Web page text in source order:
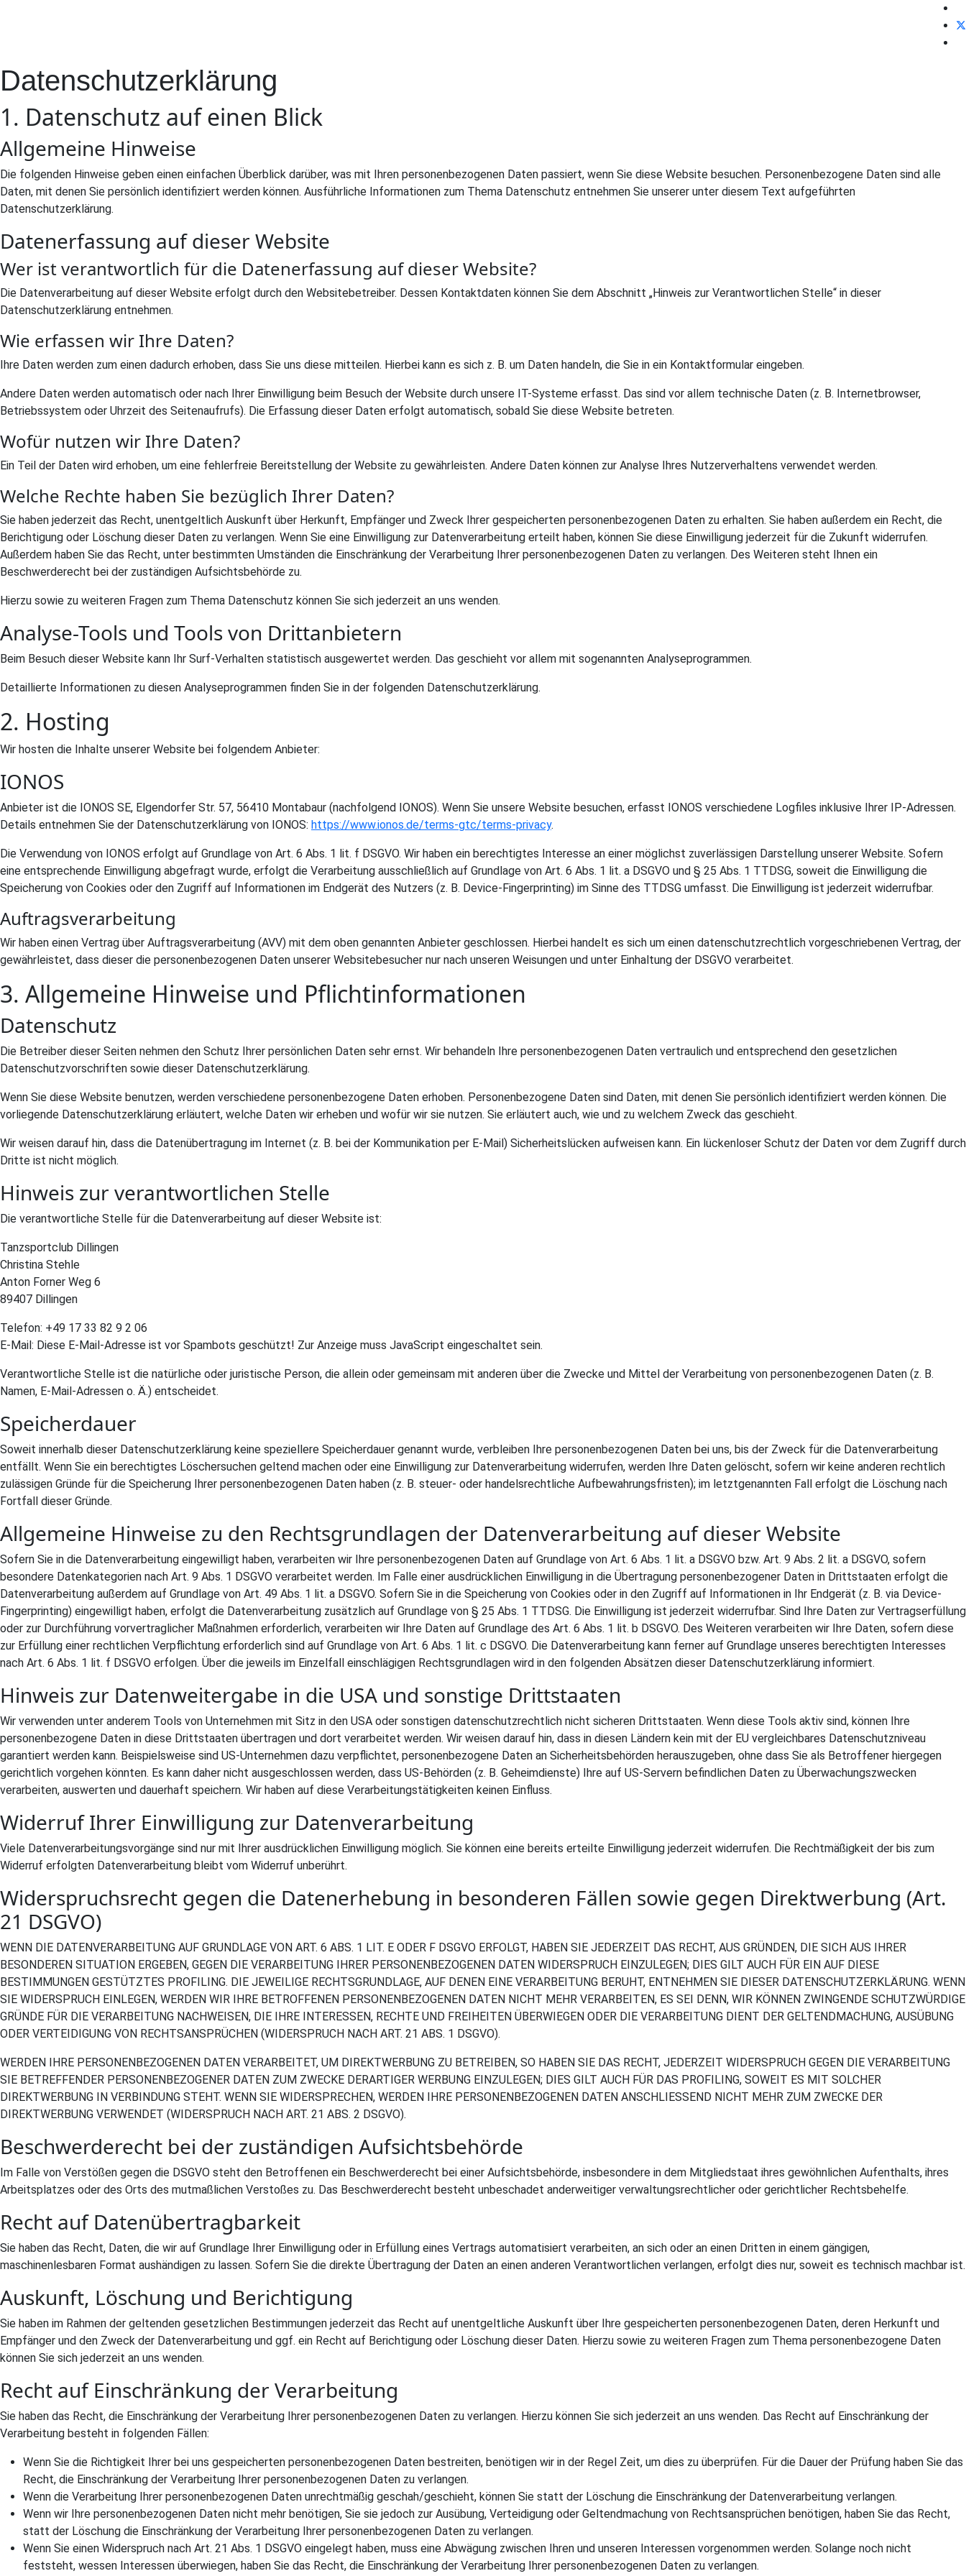
Datenschutz­erklärung
1. Datenschutz auf einen Blick
Allgemeine Hinweise
Die folgenden Hinweise geben einen einfachen Überblick darüber, was mit Ihren personenbezogenen Daten passiert, wenn Sie diese Website besuchen. Personenbezogene Daten sind alle
Daten, mit denen Sie persönlich identifiziert werden können. Ausführliche Informationen zum Thema Datenschutz entnehmen Sie unserer unter diesem Text aufgeführten
Datenschutzerklärung.
Datenerfassung auf dieser Website
Wer ist verantwortlich für die Datenerfassung auf dieser Website?
Die Datenverarbeitung auf dieser Website erfolgt durch den Websitebetreiber. Dessen Kontaktdaten können Sie dem Abschnitt „Hinweis zur Verantwortlichen Stelle“ in dieser
Datenschutzerklärung entnehmen.
Wie erfassen wir Ihre Daten?
Ihre Daten werden zum einen dadurch erhoben, dass Sie uns diese mitteilen. Hierbei kann es sich z. B. um Daten handeln, die Sie in ein Kontaktformular eingeben.
Andere Daten werden automatisch oder nach Ihrer Einwilligung beim Besuch der Website durch unsere IT-Systeme erfasst. Das sind vor allem technische Daten (z. B. Internetbrowser,
Betriebssystem oder Uhrzeit des Seitenaufrufs). Die Erfassung dieser Daten erfolgt automatisch, sobald Sie diese Website betreten.
Wofür nutzen wir Ihre Daten?
Ein Teil der Daten wird erhoben, um eine fehlerfreie Bereitstellung der Website zu gewährleisten. Andere Daten können zur Analyse Ihres Nutzerverhaltens verwendet werden.
Welche Rechte haben Sie bezüglich Ihrer Daten?
Sie haben jederzeit das Recht, unentgeltlich Auskunft über Herkunft, Empfänger und Zweck Ihrer gespeicherten personenbezogenen Daten zu erhalten. Sie haben außerdem ein Recht, die
Berichtigung oder Löschung dieser Daten zu verlangen. Wenn Sie eine Einwilligung zur Datenverarbeitung erteilt haben, können Sie diese Einwilligung jederzeit für die Zukunft widerrufen.
Außerdem haben Sie das Recht, unter bestimmten Umständen die Einschränkung der Verarbeitung Ihrer personenbezogenen Daten zu verlangen. Des Weiteren steht Ihnen ein
Beschwerderecht bei der zuständigen Aufsichtsbehörde zu.
Hierzu sowie zu weiteren Fragen zum Thema Datenschutz können Sie sich jederzeit an uns wenden.
Analyse-Tools und Tools von Dritt­anbietern
Beim Besuch dieser Website kann Ihr Surf-Verhalten statistisch ausgewertet werden. Das geschieht vor allem mit sogenannten Analyseprogrammen.
Detaillierte Informationen zu diesen Analyseprogrammen finden Sie in der folgenden Datenschutzerklärung.
2. Hosting
Wir hosten die Inhalte unserer Website bei folgendem Anbieter:
IONOS
Anbieter ist die IONOS SE, Elgendorfer Str. 57, 56410 Montabaur (nachfolgend IONOS). Wenn Sie unsere Website besuchen, erfasst IONOS verschiedene Logfiles inklusive Ihrer IP-Adressen.
Details entnehmen Sie der Datenschutzerklärung von IONOS: https://www.ionos.de/terms-gtc/terms-privacy.
Die Verwendung von IONOS erfolgt auf Grundlage von Art. 6 Abs. 1 lit. f DSGVO. Wir haben ein berechtigtes Interesse an einer möglichst zuverlässigen Darstellung unserer Website. Sofern
eine entsprechende Einwilligung abgefragt wurde, erfolgt die Verarbeitung ausschließlich auf Grundlage von Art. 6 Abs. 1 lit. a DSGVO und § 25 Abs. 1 TTDSG, soweit die Einwilligung die
Speicherung von Cookies oder den Zugriff auf Informationen im Endgerät des Nutzers (z. B. Device-Fingerprinting) im Sinne des TTDSG umfasst. Die Einwilligung ist jederzeit widerrufbar.
Auftragsverarbeitung
Wir haben einen Vertrag über Auftragsverarbeitung (AVV) mit dem oben genannten Anbieter geschlossen. Hierbei handelt es sich um einen datenschutzrechtlich vorgeschriebenen Vertrag, der
gewährleistet, dass dieser die personenbezogenen Daten unserer Websitebesucher nur nach unseren Weisungen und unter Einhaltung der DSGVO verarbeitet.
3. Allgemeine Hinweise und Pflicht­informationen
Datenschutz
Die Betreiber dieser Seiten nehmen den Schutz Ihrer persönlichen Daten sehr ernst. Wir behandeln Ihre personenbezogenen Daten vertraulich und entsprechend den gesetzlichen
Datenschutzvorschriften sowie dieser Datenschutzerklärung.
Wenn Sie diese Website benutzen, werden verschiedene personenbezogene Daten erhoben. Personenbezogene Daten sind Daten, mit denen Sie persönlich identifiziert werden können. Die
vorliegende Datenschutzerklärung erläutert, welche Daten wir erheben und wofür wir sie nutzen. Sie erläutert auch, wie und zu welchem Zweck das geschieht.
Wir weisen darauf hin, dass die Datenübertragung im Internet (z. B. bei der Kommunikation per E-Mail) Sicherheitslücken aufweisen kann. Ein lückenloser Schutz der Daten vor dem Zugriff durch
Dritte ist nicht möglich.
Hinweis zur verantwortlichen Stelle
Die verantwortliche Stelle für die Datenverarbeitung auf dieser Website ist:
Tanzsportclub Dillingen
Christina Stehle
Anton Forner Weg 6
89407 Dillingen
Telefon: +49 17 33 82 9 2 06
E-Mail: Diese E-Mail-Adresse ist vor Spambots geschützt! Zur Anzeige muss JavaScript eingeschaltet sein.
Verantwortliche Stelle ist die natürliche oder juristische Person, die allein oder gemeinsam mit anderen über die Zwecke und Mittel der Verarbeitung von personenbezogenen Daten (z. B.
Namen, E-Mail-Adressen o. Ä.) entscheidet.
Speicherdauer
Soweit innerhalb dieser Datenschutzerklärung keine speziellere Speicherdauer genannt wurde, verbleiben Ihre personenbezogenen Daten bei uns, bis der Zweck für die Datenverarbeitung
entfällt. Wenn Sie ein berechtigtes Löschersuchen geltend machen oder eine Einwilligung zur Datenverarbeitung widerrufen, werden Ihre Daten gelöscht, sofern wir keine anderen rechtlich
zulässigen Gründe für die Speicherung Ihrer personenbezogenen Daten haben (z. B. steuer- oder handelsrechtliche Aufbewahrungsfristen); im letztgenannten Fall erfolgt die Löschung nach
Fortfall dieser Gründe.
Allgemeine Hinweise zu den Rechtsgrundlagen der Datenverarbeitung auf dieser Website
Sofern Sie in die Datenverarbeitung eingewilligt haben, verarbeiten wir Ihre personenbezogenen Daten auf Grundlage von Art. 6 Abs. 1 lit. a DSGVO bzw. Art. 9 Abs. 2 lit. a DSGVO, sofern
besondere Datenkategorien nach Art. 9 Abs. 1 DSGVO verarbeitet werden. Im Falle einer ausdrücklichen Einwilligung in die Übertragung personenbezogener Daten in Drittstaaten erfolgt die
Datenverarbeitung außerdem auf Grundlage von Art. 49 Abs. 1 lit. a DSGVO. Sofern Sie in die Speicherung von Cookies oder in den Zugriff auf Informationen in Ihr Endgerät (z. B. via Device-
Fingerprinting) eingewilligt haben, erfolgt die Datenverarbeitung zusätzlich auf Grundlage von § 25 Abs. 1 TTDSG. Die Einwilligung ist jederzeit widerrufbar. Sind Ihre Daten zur Vertragserfüllung
oder zur Durchführung vorvertraglicher Maßnahmen erforderlich, verarbeiten wir Ihre Daten auf Grundlage des Art. 6 Abs. 1 lit. b DSGVO. Des Weiteren verarbeiten wir Ihre Daten, sofern diese
zur Erfüllung einer rechtlichen Verpflichtung erforderlich sind auf Grundlage von Art. 6 Abs. 1 lit. c DSGVO. Die Datenverarbeitung kann ferner auf Grundlage unseres berechtigten Interesses
nach Art. 6 Abs. 1 lit. f DSGVO erfolgen. Über die jeweils im Einzelfall einschlägigen Rechtsgrundlagen wird in den folgenden Absätzen dieser Datenschutzerklärung informiert.
Hinweis zur Datenweitergabe in die USA und sonstige Drittstaaten
Wir verwenden unter anderem Tools von Unternehmen mit Sitz in den USA oder sonstigen datenschutzrechtlich nicht sicheren Drittstaaten. Wenn diese Tools aktiv sind, können Ihre
personenbezogene Daten in diese Drittstaaten übertragen und dort verarbeitet werden. Wir weisen darauf hin, dass in diesen Ländern kein mit der EU vergleichbares Datenschutzniveau
garantiert werden kann. Beispielsweise sind US-Unternehmen dazu verpflichtet, personenbezogene Daten an Sicherheitsbehörden herauszugeben, ohne dass Sie als Betroffener hiergegen
gerichtlich vorgehen könnten. Es kann daher nicht ausgeschlossen werden, dass US-Behörden (z. B. Geheimdienste) Ihre auf US-Servern befindlichen Daten zu Überwachungszwecken
verarbeiten, auswerten und dauerhaft speichern. Wir haben auf diese Verarbeitungstätigkeiten keinen Einfluss.
Widerruf Ihrer Einwilligung zur Datenverarbeitung
Viele Datenverarbeitungsvorgänge sind nur mit Ihrer ausdrücklichen Einwilligung möglich. Sie können eine bereits erteilte Einwilligung jederzeit widerrufen. Die Rechtmäßigkeit der bis zum
Widerruf erfolgten Datenverarbeitung bleibt vom Widerruf unberührt.
Widerspruchsrecht gegen die Datenerhebung in besonderen Fällen sowie gegen Direktwerbung (Art.
21 DSGVO)
WENN DIE DATENVERARBEITUNG AUF GRUNDLAGE VON ART. 6 ABS. 1 LIT. E ODER F DSGVO ERFOLGT, HABEN SIE JEDERZEIT DAS RECHT, AUS GRÜNDEN, DIE SICH AUS IHRER
BESONDEREN SITUATION ERGEBEN, GEGEN DIE VERARBEITUNG IHRER PERSONENBEZOGENEN DATEN WIDERSPRUCH EINZULEGEN; DIES GILT AUCH FÜR EIN AUF DIESE
BESTIMMUNGEN GESTÜTZTES PROFILING. DIE JEWEILIGE RECHTSGRUNDLAGE, AUF DENEN EINE VERARBEITUNG BERUHT, ENTNEHMEN SIE DIESER DATENSCHUTZERKLÄRUNG. WENN
SIE WIDERSPRUCH EINLEGEN, WERDEN WIR IHRE BETROFFENEN PERSONENBEZOGENEN DATEN NICHT MEHR VERARBEITEN, ES SEI DENN, WIR KÖNNEN ZWINGENDE SCHUTZWÜRDIGE
GRÜNDE FÜR DIE VERARBEITUNG NACHWEISEN, DIE IHRE INTERESSEN, RECHTE UND FREIHEITEN ÜBERWIEGEN ODER DIE VERARBEITUNG DIENT DER GELTENDMACHUNG, AUSÜBUNG
ODER VERTEIDIGUNG VON RECHTSANSPRÜCHEN (WIDERSPRUCH NACH ART. 21 ABS. 1 DSGVO).
WERDEN IHRE PERSONENBEZOGENEN DATEN VERARBEITET, UM DIREKTWERBUNG ZU BETREIBEN, SO HABEN SIE DAS RECHT, JEDERZEIT WIDERSPRUCH GEGEN DIE VERARBEITUNG
SIE BETREFFENDER PERSONENBEZOGENER DATEN ZUM ZWECKE DERARTIGER WERBUNG EINZULEGEN; DIES GILT AUCH FÜR DAS PROFILING, SOWEIT ES MIT SOLCHER
DIREKTWERBUNG IN VERBINDUNG STEHT. WENN SIE WIDERSPRECHEN, WERDEN IHRE PERSONENBEZOGENEN DATEN ANSCHLIESSEND NICHT MEHR ZUM ZWECKE DER
DIREKTWERBUNG VERWENDET (WIDERSPRUCH NACH ART. 21 ABS. 2 DSGVO).
Beschwerde­recht bei der zuständigen Aufsichts­behörde
Im Falle von Verstößen gegen die DSGVO steht den Betroffenen ein Beschwerderecht bei einer Aufsichtsbehörde, insbesondere in dem Mitgliedstaat ihres gewöhnlichen Aufenthalts, ihres
Arbeitsplatzes oder des Orts des mutmaßlichen Verstoßes zu. Das Beschwerderecht besteht unbeschadet anderweitiger verwaltungsrechtlicher oder gerichtlicher Rechtsbehelfe.
Recht auf Daten­übertrag­barkeit
Sie haben das Recht, Daten, die wir auf Grundlage Ihrer Einwilligung oder in Erfüllung eines Vertrags automatisiert verarbeiten, an sich oder an einen Dritten in einem gängigen,
maschinenlesbaren Format aushändigen zu lassen. Sofern Sie die direkte Übertragung der Daten an einen anderen Verantwortlichen verlangen, erfolgt dies nur, soweit es technisch machbar ist.
Auskunft, Löschung und Berichtigung
Sie haben im Rahmen der geltenden gesetzlichen Bestimmungen jederzeit das Recht auf unentgeltliche Auskunft über Ihre gespeicherten personenbezogenen Daten, deren Herkunft und
Empfänger und den Zweck der Datenverarbeitung und ggf. ein Recht auf Berichtigung oder Löschung dieser Daten. Hierzu sowie zu weiteren Fragen zum Thema personenbezogene Daten
können Sie sich jederzeit an uns wenden.
Recht auf Einschränkung der Verarbeitung
Sie haben das Recht, die Einschränkung der Verarbeitung Ihrer personenbezogenen Daten zu verlangen. Hierzu können Sie sich jederzeit an uns wenden. Das Recht auf Einschränkung der
Verarbeitung besteht in folgenden Fällen:
Wenn Sie die Richtigkeit Ihrer bei uns gespeicherten personenbezogenen Daten bestreiten, benötigen wir in der Regel Zeit, um dies zu überprüfen. Für die Dauer der Prüfung haben Sie das
Recht, die Einschränkung der Verarbeitung Ihrer personenbezogenen Daten zu verlangen.
Wenn die Verarbeitung Ihrer personenbezogenen Daten unrechtmäßig geschah/geschieht, können Sie statt der Löschung die Einschränkung der Datenverarbeitung verlangen.
Wenn wir Ihre personenbezogenen Daten nicht mehr benötigen, Sie sie jedoch zur Ausübung, Verteidigung oder Geltendmachung von Rechtsansprüchen benötigen, haben Sie das Recht,
statt der Löschung die Einschränkung der Verarbeitung Ihrer personenbezogenen Daten zu verlangen.
Wenn Sie einen Widerspruch nach Art. 21 Abs. 1 DSGVO eingelegt haben, muss eine Abwägung zwischen Ihren und unseren Interessen vorgenommen werden. Solange noch nicht
feststeht, wessen Interessen überwiegen, haben Sie das Recht, die Einschränkung der Verarbeitung Ihrer personenbezogenen Daten zu verlangen.